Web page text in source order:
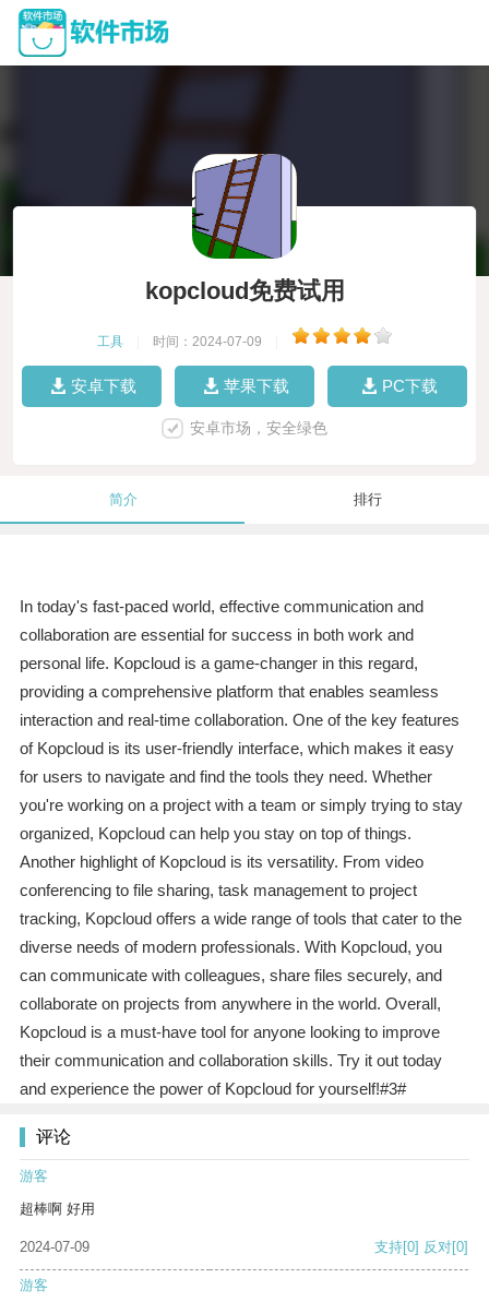
kopcloud免费试用
工具 时间：2024-07-09
安卓下载 苹果下载 PC下载
安卓市场，安全绿色
简介 排行
In today's fast-paced world, effective communication and
collaboration are essential for success in both work and
personal life. Kopcloud is a game-changer in this regard,
providing a comprehensive platform that enables seamless
interaction and real-time collaboration. One of the key features
of Kopcloud is its user-friendly interface, which makes it easy
for users to navigate and find the tools they need. Whether
you're working on a project with a team or simply trying to stay
organized, Kopcloud can help you stay on top of things.
Another highlight of Kopcloud is its versatility. From video
conferencing to file sharing, task management to project
tracking, Kopcloud offers a wide range of tools that cater to the
diverse needs of modern professionals. With Kopcloud, you
can communicate with colleagues, share files securely, and
collaborate on projects from anywhere in the world. Overall,
Kopcloud is a must-have tool for anyone looking to improve
their communication and collaboration skills. Try it out today
and experience the power of Kopcloud for yourself!#3#
评论
游客
超棒啊 好用
2024-07-09 支持[0] 反对[0]
游客